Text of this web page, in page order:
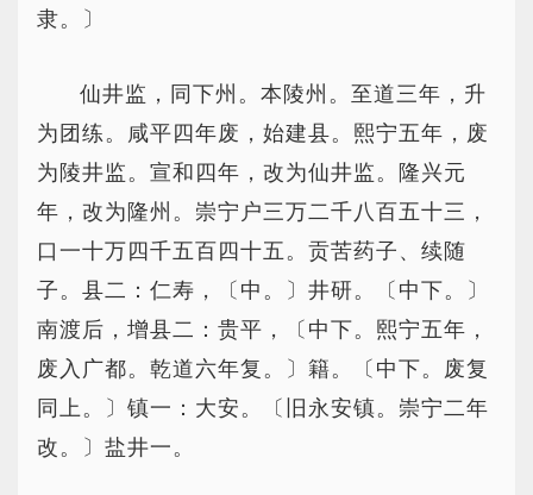
隶。〕
仙井监，同下州。本陵州。至道三年，升
为团练。咸平四年废，始建县。熙宁五年，废
为陵井监。宣和四年，改为仙井监。隆兴元
年，改为隆州。崇宁户三万二千八百五十三，
口一十万四千五百四十五。贡苦药子、续随
子。县二：仁寿，〔中。〕井研。〔中下。〕
南渡后，增县二：贵平，〔中下。熙宁五年，
废入广都。乾道六年复。〕籍。〔中下。废复
同上。〕镇一：大安。〔旧永安镇。崇宁二年
改。〕盐井一。